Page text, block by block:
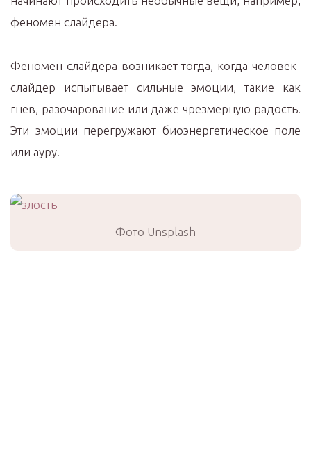
феномен слайдера.
Феномен слайдера возникает тогда, когда человек-
слайдер испытывает сильные эмоции, такие как
гнев, разочарование или даже чрезмерную радость.
Эти эмоции перегружают биоэнергетическое поле
или ауру.
Фото Unsplash